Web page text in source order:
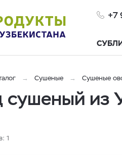
+7
Сушеные Сушеные
из
1